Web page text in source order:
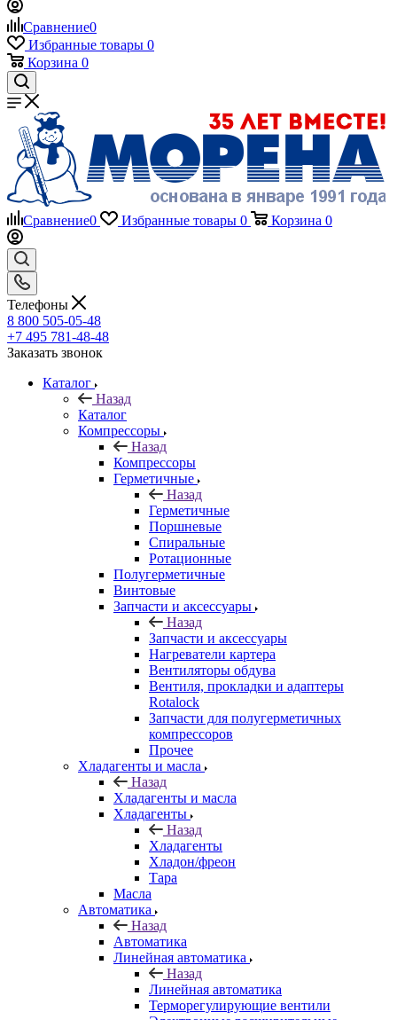
Сравнение0
Избранные товары 0
Корзина 0
Сравнение0 Избранные товары 0 Корзина 0
Телефоны
8 800 505-05-48
+7 495 781-48-48
Заказать звонок
Каталог
Назад
Каталог
Компрессоры
Назад
Компрессоры
Герметичные
Назад
Герметичные
Поршневые
Спиральные
Ротационные
Полугерметичные
Винтовые
Запчасти и аксессуары
Назад
Запчасти и аксессуары
Нагреватели картера
Вентиляторы обдува
Вентиля, прокладки и адаптеры
Rotalock
Запчасти для полугерметичных
компрессоров
Прочее
Хладагенты и масла
Назад
Хладагенты и масла
Хладагенты
Назад
Хладагенты
Хладон/фреон
Тара
Масла
Автоматика
Назад
Автоматика
Линейная автоматика
Назад
Линейная автоматика
Терморегулирующие вентили